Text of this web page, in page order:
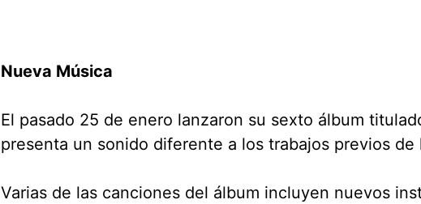
Nueva Música
El pasado 25 de enero lanzaron su sexto álbum
presenta un sonido diferente a los trabajos previos de
Varias de las canciones del álbum incluyen nuevos